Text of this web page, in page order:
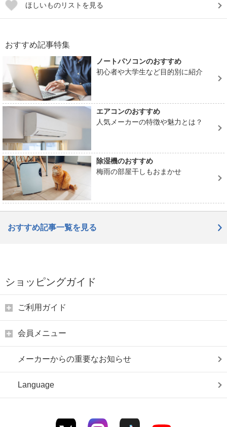
ほしいものリストを見る
おすすめ記事特集
ノートパソコンのおすすめ
初心者や大学生など目的別に紹介
エアコンのおすすめ
人気メーカーの特徴や魅力とは？
除湿機のおすすめ
梅雨の部屋干しもおまかせ
おすすめ記事一覧を見る
ショッピングガイド
ご利用ガイド
会員メニュー
メーカーからの重要なお知らせ
Language